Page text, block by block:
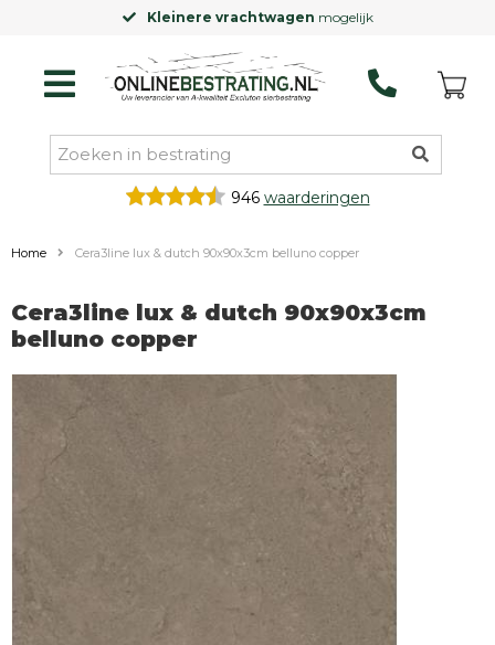
Kleinere vrachtwagen mogelijk
946 waarderingen
Home Cera3line lux & dutch 90x90x3cm belluno copper
Cera3line lux & dutch 90x90x3cm
belluno copper